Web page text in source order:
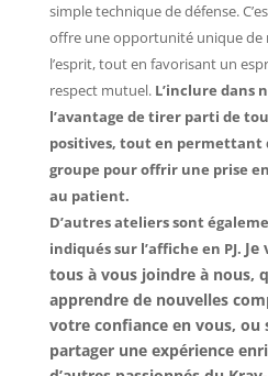
simple technique de défense.
offre une opportunité unique de
l’esprit, tout en favorisant un
respect mutuel. L’inclure dans
l’avantage de tirer parti de
positives, tout en
groupe pour offrir une prise
au patient.
D’autres ateliers sont
indiqués sur l’affiche en PJ. Je
tous à vous joindre à nous,
apprendre de nouvelles
votre confiance en vous,
partager une expérience